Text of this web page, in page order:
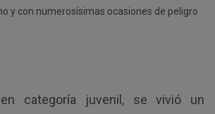
y con numerosísimas ocasiones de peligro
categoría juvenil, se vivió un